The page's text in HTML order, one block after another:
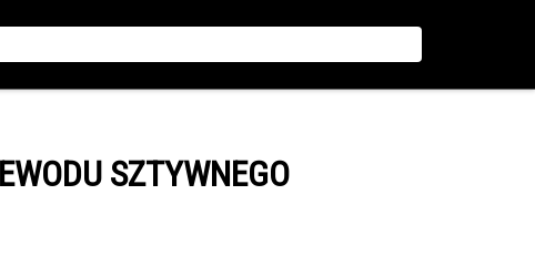
SZTYWNEGO